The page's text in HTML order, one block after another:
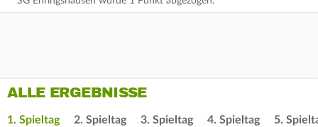
ALLE ERGEBNISSE
1. Spieltag 2. Spieltag 3. Spieltag 4. Spieltag 5.